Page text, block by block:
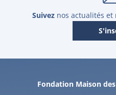
Picardie Jules Verne
Suiveznos actualités et
Fondation Maison